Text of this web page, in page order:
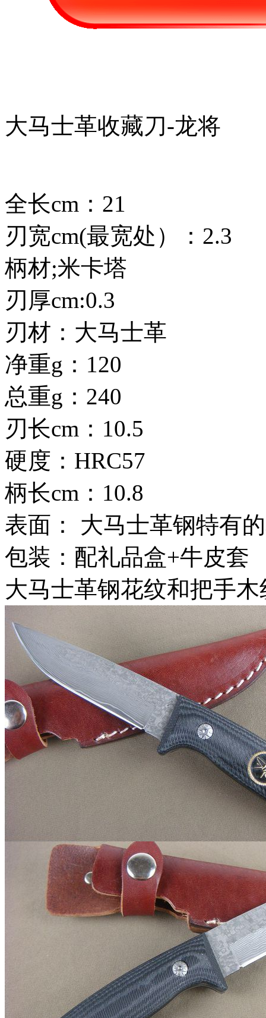
大马士革收藏刀-龙将
全长cm：21
刃宽cm(最宽处）：2.3
柄材;米卡塔
刃厚cm:0.3
刃材：大马士革
净重g：120
总重g：240
刃长cm：10.5
硬度：HRC57
柄长cm：10.8
表面： 大马士革钢特有
包装：配礼品盒+牛皮套
大马士革钢花纹和把手